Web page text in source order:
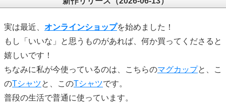
実は最近、 オンラインショップを始めました！
もし「いいな」と思うものがあれば、何か買ってくださると
嬉しいです！
ちなみに私が今使っているのは、こちらのマグカップと、こ
のTシャツと、このTシャツです。
普段の生活で普通に使っています。